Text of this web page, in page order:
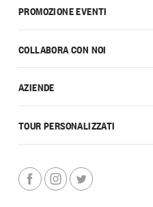
PROMOZIONE EVENTI
COLLABORA CON NOI
AZIENDE
TOUR PERSONALIZZATI